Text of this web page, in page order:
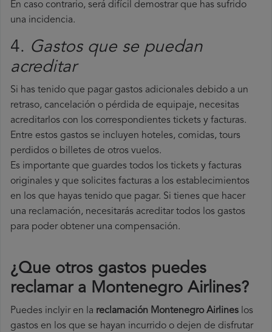
En caso contrario, será difícil demostrar que has sufrido
una incidencia.
4. Gastos que se puedan
acreditar
Si has tenido que pagar gastos adicionales debido a un
retraso, cancelación o pérdida de equipaje, necesitas
acreditarlos con los correspondientes tickets y facturas.
Entre estos gastos se incluyen hoteles, comidas, tours
perdidos o billetes de otros vuelos.
Es importante que guardes todos los tickets y facturas
originales y que solicites facturas a los establecimientos
en los que hayas tenido que pagar. Si tienes que hacer
una reclamación, necesitarás acreditar todos los gastos
para poder obtener una compensación.
¿Que otros gastos puedes
reclamar a Montenegro Airlines​?
Puedes inclyir en la reclamación Montenegro Airlines los
gastos en los que se hayan incurrido o dejen de disfrutar